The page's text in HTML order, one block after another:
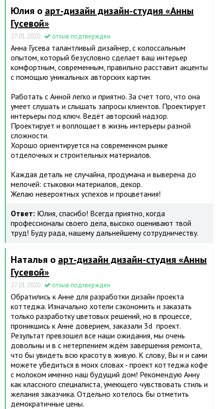
Юлия о арт-дизайн дизайн-студия «Анны
Гусевой»
27.01.2020 отзыв подтвержден
Анна Гусева талантливый дизайнер, с колоссальным
опытом, который безусловно сделает ваш интерьер
комфортным, современным, правильно расставит акценты
с помощью уникальных авторских картин.
Работать с Анной легко и приятно. За счет того, что она
умеет слушать и слышать запросы клиентов. Проектирует
интерьеры под ключ. Ведёт авторский надзор.
Проектирует и воплощает в жизнь интерьеры разной
сложности.
Хорошо ориентируется на современном рынке
отделочных и строительных материалов.
Каждая деталь не случайна, продумана и выверена до
мелочей: стыковки материалов, декор.
Желаю невероятных успехов и процветания!
Ответ: Юлия, спасибо! Всегда приятно, когда
профессионалы своего дела, высоко оценивают твой
труд! Буду рада, нашему дальнейшему сотрудничеству.
Наталья о арт-дизайн дизайн-студия «Анны
Гусевой»
27.01.2020 отзыв подтвержден
Обратились к Анне для разработки дизайн проекта
коттеджа. Изначально хотели сэкономить и заказать
только разработку цветовых решений, но в процессе,
проникшись к Анне доверием, заказали 3d проект.
Результат превзошел все наши ожидания, мы очень
довольны и в с нетерпением ждём завершения ремонта,
что бы увидеть всю красоту в живую. К слову, Вы и и сами
можете убедиться в моих словах - проект коттеджа кофе
с молоком именно наш будущий дом! Рекомендую Анну
как классного специалиста, умеющего чувствовать стиль и
желания заказчика. Отдельно хотелось бы отметить
демократичные цены.